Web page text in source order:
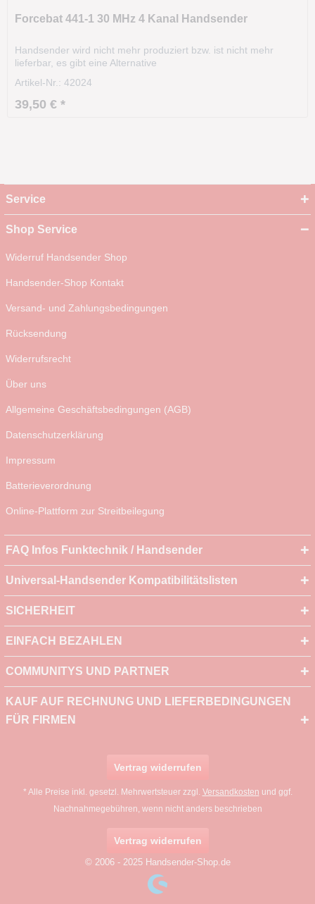
Forcebat 441-1 30 MHz 4 Kanal Handsender
Handsender wird nicht mehr produziert bzw. ist nicht mehr
lieferbar, es gibt eine Alternative
Artikel-Nr.: 42024
39,50 € *
Service
Shop Service
Widerruf Handsender Shop
Handsender-Shop Kontakt
Versand- und Zahlungsbedingungen
Rücksendung
Widerrufsrecht
Über uns
Allgemeine Geschäftsbedingungen (AGB)
Datenschutzerklärung
Impressum
Batterieverordnung
Online-Plattform zur Streitbeilegung
FAQ Infos Funktechnik / Handsender
Universal-Handsender Kompatibilitätslisten
SICHERHEIT
EINFACH BEZAHLEN
COMMUNITYS UND PARTNER
KAUF AUF RECHNUNG UND LIEFERBEDINGUNGEN
FÜR FIRMEN
Vertrag widerrufen
* Alle Preise inkl. gesetzl. Mehrwertsteuer zzgl. Versandkosten und ggf.
Nachnahmegebühren, wenn nicht anders beschrieben
Vertrag widerrufen
© 2006 - 2025 Handsender-Shop.de